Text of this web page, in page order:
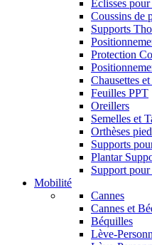
Éclisses
Coussins de
Supports
Protection
Chausettes
Feuilles PPT
Oreillers
Semelles et
Orthèses
Supports
Plantar
Support pour
Mobilité
Cannes
Cannes et
Béquilles
Lève-